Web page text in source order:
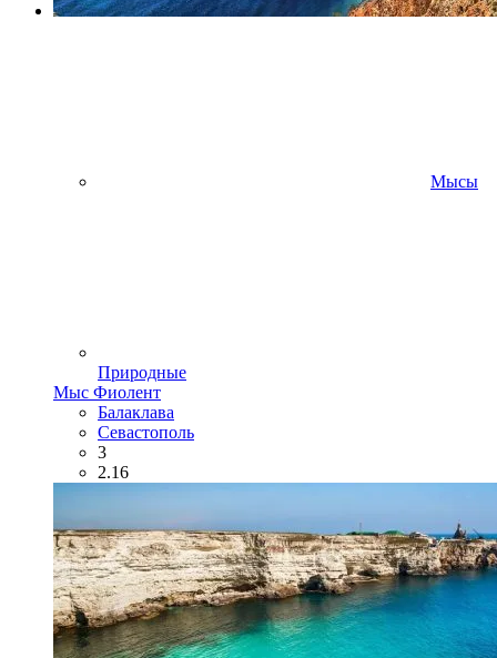
Мысы
Природные
Мыс Фиолент
Балаклава
Севастополь
3
2.16